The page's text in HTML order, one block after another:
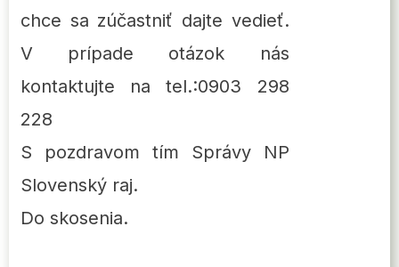
chce sa zúčastniť dajte vedieť.
V prípade otázok nás
kontaktujte na tel.:0903 298
228
S pozdravom tím Správy NP
Slovenský raj.
Do skosenia.